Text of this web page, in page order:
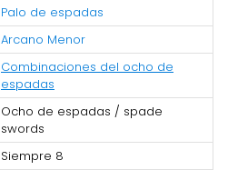
Palo de espadas
Arcano Menor
Combinaciones del ocho de
espadas
Ocho de espadas / spade
swords
Siempre 8